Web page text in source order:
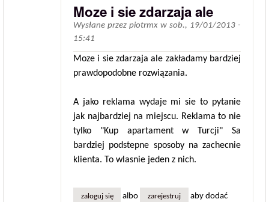
Moze i sie zdarzaja ale
Wysłane przez piotrmx w sob., 19/01/2013 -
15:41
Moze i sie zdarzaja ale zakładamy bardziej
prawdopodobne rozwiązania.
A jako reklama wydaje mi sie to pytanie
jak najbardziej na miejscu. Reklama to nie
tylko "Kup apartament w Turcji" Sa
bardziej podstepne sposoby na zachecnie
klienta. To wlasnie jeden z nich.
zaloguj się albo zarejestruj
aby dodać